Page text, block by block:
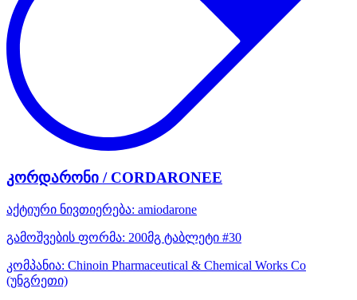
კორდარონი / CORDARONEE
აქტიური ნივთიერება: amiodarone
გამოშვების ფორმა: 200მგ ტაბლეტი #30
კომპანია: Chinoin Pharmaceutical & Chemical Works Co
(უნგრეთი)